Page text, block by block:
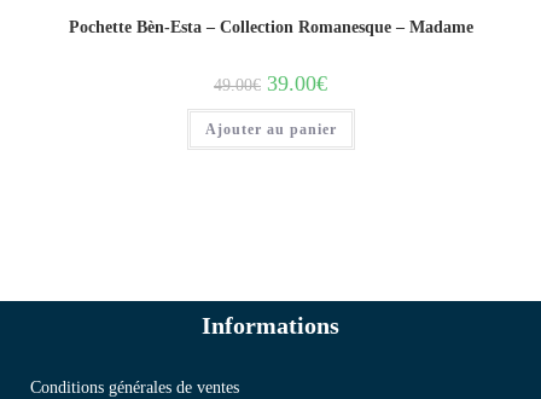
Pochette Bèn-Esta – Collection Romanesque – Madame
49.00€ 39.00€
Ajouter au panier
Informations
Conditions générales de ventes